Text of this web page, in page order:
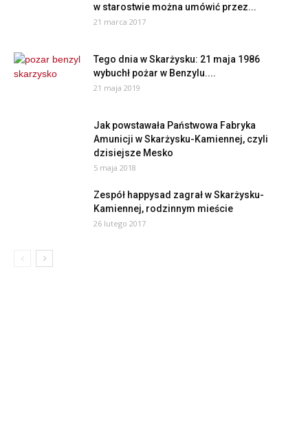
w starostwie można umówić przez...
21 marca 2017
Tego dnia w Skarżysku: 21 maja 1986
wybuchł pożar w Benzylu....
21 maja 2019
Jak powstawała Państwowa Fabryka
Amunicji w Skarżysku-Kamiennej, czyli
dzisiejsze Mesko
5 maja 2018
Zespół happysad zagrał w Skarżysku-
Kamiennej, rodzinnym mieście
26 lutego 2017